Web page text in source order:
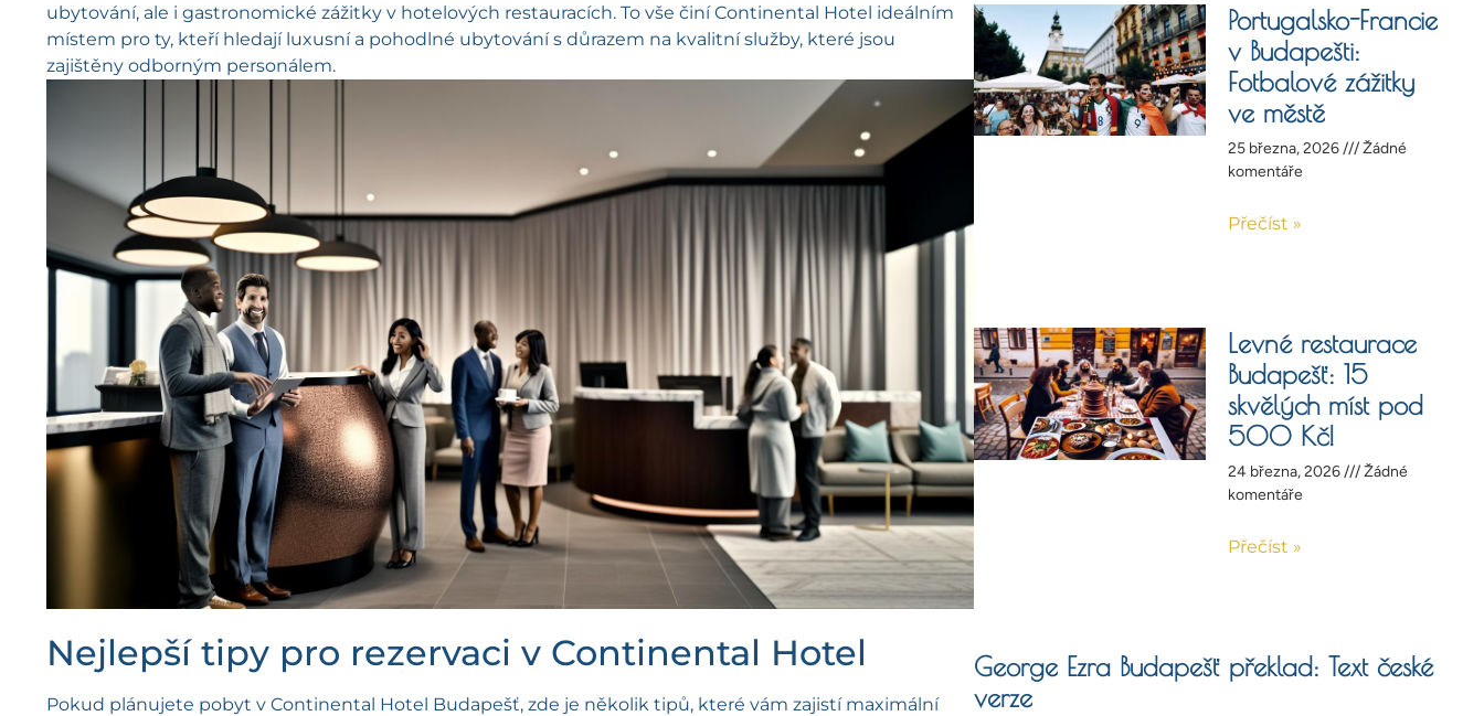
ubytování, ale i gastronomické zážitky v hotelových restauracích. To vše činí Continental Hotel ideálním
místem pro ty, kteří hledají luxusní a pohodlné ubytování s důrazem na kvalitní služby, které jsou
zajištěny odborným personálem.
Nejlepší tipy pro rezervaci v Continental Hotel
Pokud plánujete pobyt v Continental Hotel Budapešť, zde je několik tipů, které vám zajistí maximální
Portugalsko-Francie
v Budapešti:
Fotbalové zážitky
ve městě
25 března, 2026
Žádné
komentáře
Přečíst »
Levné restaurace
Budapešť: 15
skvělých míst pod
500 Kč!
24 března, 2026
Žádné
komentáře
Přečíst »
George Ezra Budapešť překlad: Text české
verze